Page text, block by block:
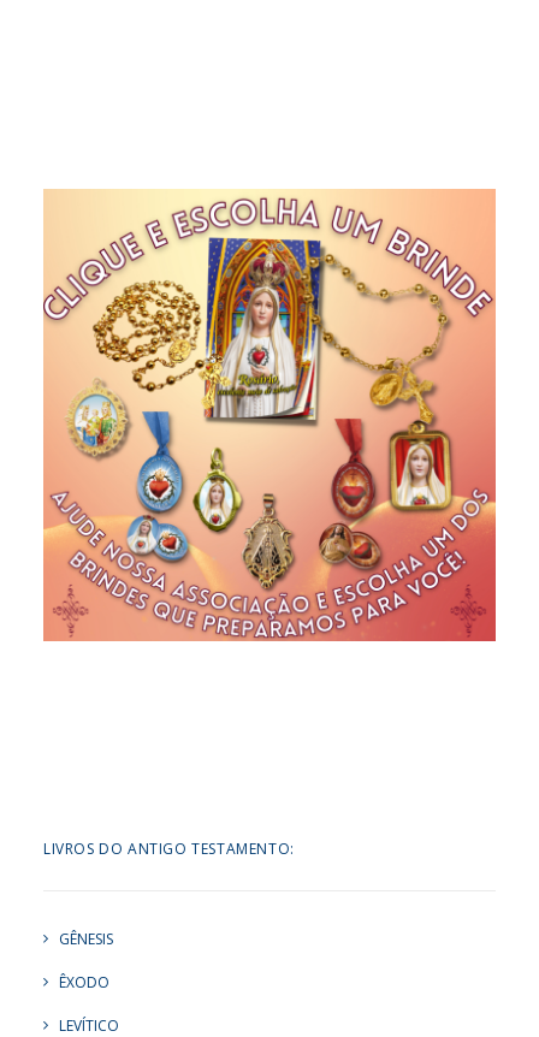
LIVROS DO ANTIGO TESTAMENTO:
GÊNESIS
ÊXODO
LEVÍTICO